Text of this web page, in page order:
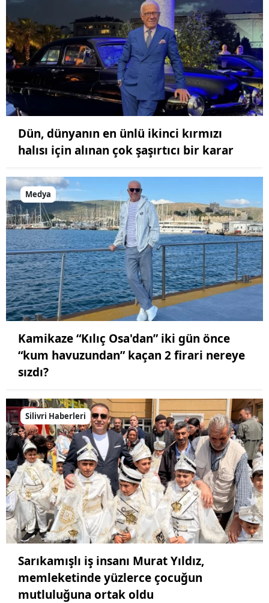
Dün, dünyanın en ünlü ikinci kırmızı
halısı için alınan çok şaşırtıcı bir karar
Medya
Kamikaze “Kılıç Osa'dan” iki gün önce
“kum havuzundan” kaçan 2 firari nereye
sızdı?
Silivri Haberleri
Sarıkamışlı iş insanı Murat Yıldız,
memleketinde yüzlerce çocuğun
mutluluğuna ortak oldu